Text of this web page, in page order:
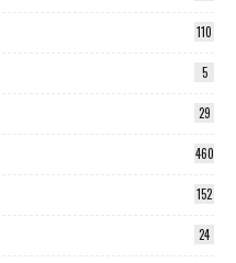
110
5
29
460
152
24